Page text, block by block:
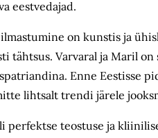
eestvedajad.
on kunstis ja
tähtsus. Varvaral ja Maril
Enne Eestisse
lihtsalt trendi järele
teostuse ja